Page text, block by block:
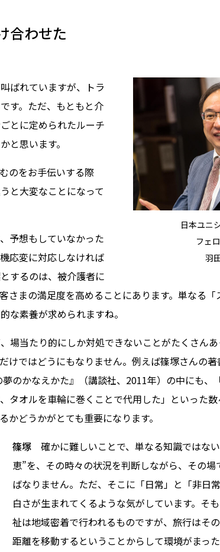
合わせた
日本ユニ
フェ
羽
ばれていますが、トラ
す。ただ、もともと介
とに定められたルーチ
と思います。
のをお手伝いする際
と大変なことになって
予想もしていなかった
応変に対応しなければ
するのは、被介護者に
さまの満足度を高めることにあります。単なる
な素養が求められますね。
場当たり的にしか対処できないことがたくさん
けではどうにもなりません。例えば篠塚さんの
のかなえかた』（講談社、2011年）の中にも、
タオルを車輪に巻くことで代用した」といった
どうかがとても重要になります。
篠塚 確かに難しいことで、単なる知識ではな
恵”を、その時々の状況を判断しながら、その
ばなりません。ただ、そこに「日常」と「非日
白さが生まれてくるような気がしています。そ
祉は地域密着で行われるものですが、旅行はそ
距離を移動するということからして環境がまっ